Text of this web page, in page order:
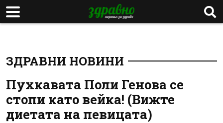
ЗДРАВНИ НОВИНИ
Пухкавата Поли Генова се
стопи като вейка! (Вижте
диетата на певицата)